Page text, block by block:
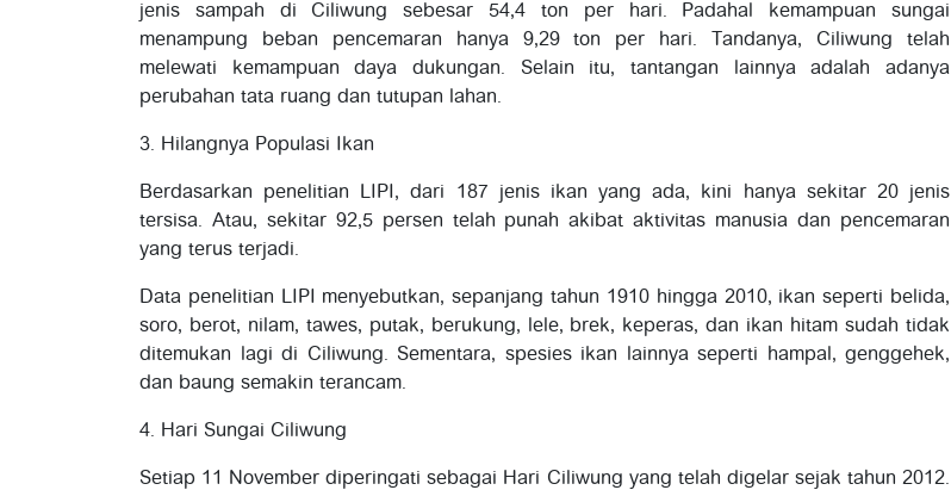
jenis sampah di Ciliwung sebesar 54,4 ton per hari. Padahal kemampuan sungai
menampung beban pencemaran hanya 9,29 ton per hari. Tandanya, Ciliwung telah
melewati kemampuan daya dukungan. Selain itu, tantangan lainnya adalah adanya
perubahan tata ruang dan tutupan lahan.
3. Hilangnya Populasi Ikan
Berdasarkan penelitian LIPI, dari 187 jenis ikan yang ada, kini hanya sekitar 20 jenis
tersisa. Atau, sekitar 92,5 persen telah punah akibat aktivitas manusia dan pencemaran
yang terus terjadi.
Data penelitian LIPI menyebutkan, sepanjang tahun 1910 hingga 2010, ikan seperti belida,
soro, berot, nilam, tawes, putak, berukung, lele, brek, keperas, dan ikan hitam sudah tidak
ditemukan lagi di Ciliwung. Sementara, spesies ikan lainnya seperti hampal, genggehek,
dan baung semakin terancam.
4. Hari Sungai Ciliwung
Setiap 11 November diperingati sebagai Hari Ciliwung yang telah digelar sejak tahun 2012.